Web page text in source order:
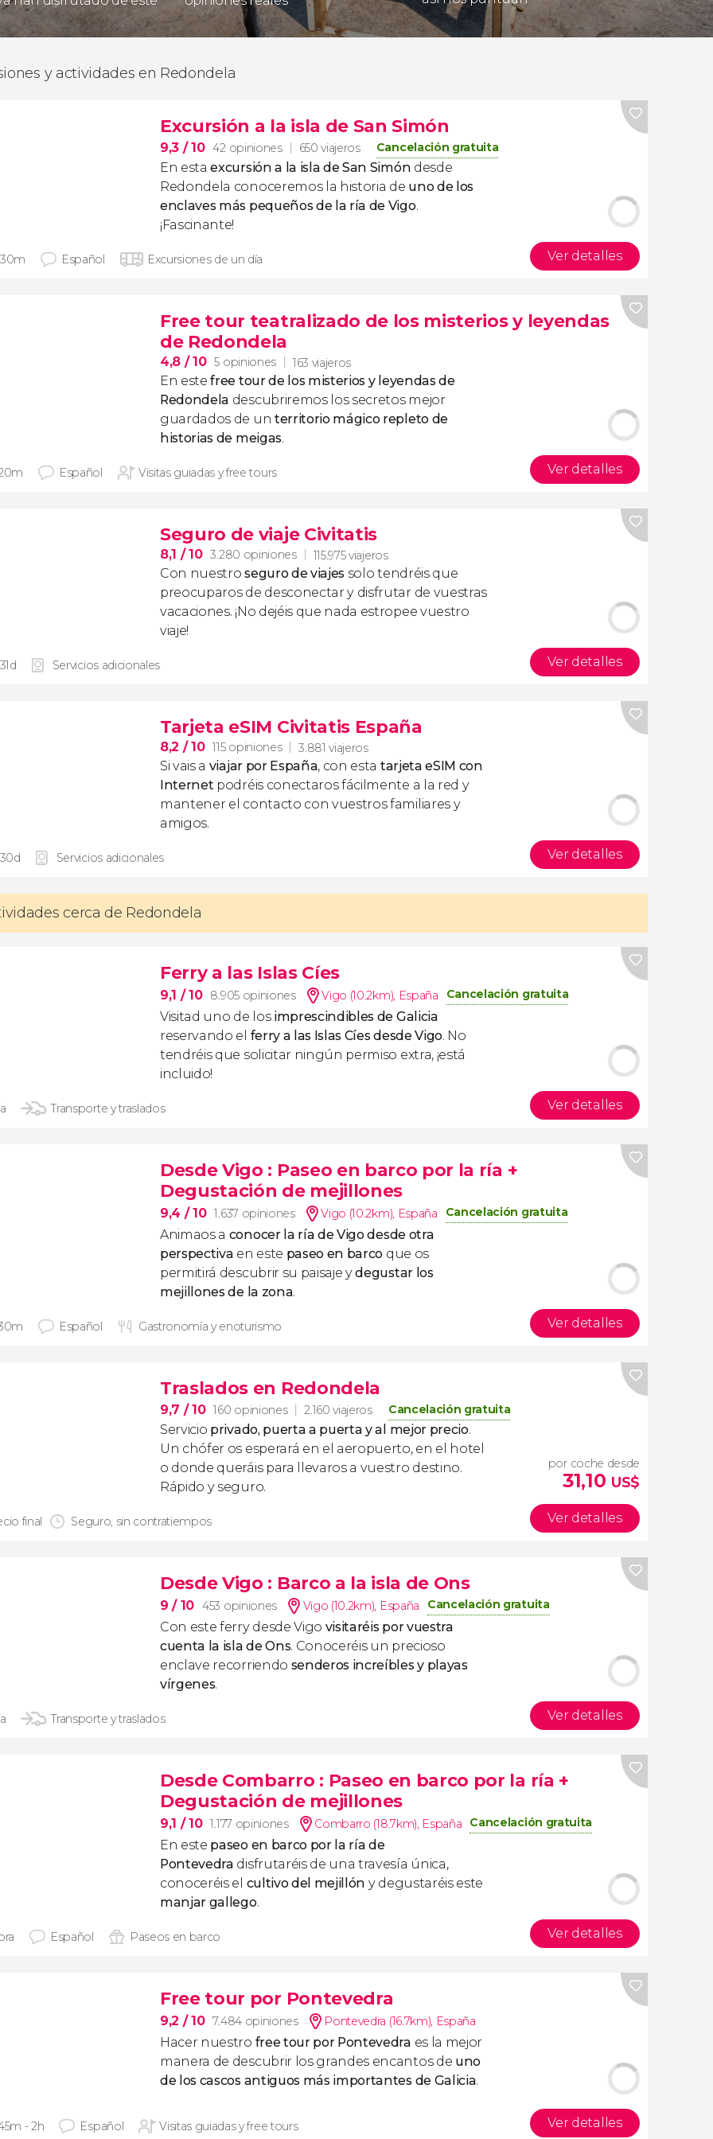
y actividades en Redondela
Excursión a la isla de San Simón
9,3 / 10 42 opiniones 650 viajeros Cancelación gratuita
En estaexcursión a la isla de San Simón desde
Redondela conoceremos la historia de uno de los
enclaves más pequeños de la ría de Vigo.
¡Fascinante!
Español Excursiones de un día Ver detalles
Free tour teatralizado de los misterios y leyendas
de Redondela
4,8 / 10 5 opiniones 163 viajeros
En estefree tour de los misterios y leyendas de
Redondela descubriremos los secretos mejor
guardados de un territorio mágico repleto de
historias de meigas.
Español Visitas guiadas y free tours Ver detalles
Seguro de viaje Civitatis
8,1 / 10 3.280 opiniones 115.975 viajeros
Con nuestroseguro de viajes solo tendréis que
preocuparos de desconectar y disfrutar de vuestras
vacaciones. ¡No dejéis que nada estropee vuestro
viaje!
Servicios adicionales Ver detalles
Tarjeta eSIM Civitatis España
8,2 / 10 115 opiniones 3.881 viajeros
Si vais a viajar por España, con esta tarjeta eSIM con
Internet podréis conectaros fácilmente a la red y
mantener el contacto con vuestros familiares y
amigos.
Servicios adicionales Ver detalles
cerca de Redondela
Ferry a las Islas Cíes
9,1 / 10 8.905 opiniones Vigo (10.2km), España Cancelación gratuita
Visitad uno de losimprescindibles de Galicia
reservando el ferry a las Islas Cíes desde Vigo. No
tendréis que solicitar ningún permiso extra, ¡está
incluido!
Transporte y traslados Ver detalles
Desde Vigo : Paseo en barco por la ría +
Degustación de mejillones
9,4 / 10 1.637 opiniones Vigo (10.2km), España Cancelación gratuita
Animaos a conocer la ría de Vigo desde otra
perspectiva en este paseo en barco que os
permitirá descubrir su paisaje ydegustar los
mejillones de la zona.
Español Gastronomía y enoturismo Ver detalles
Traslados en Redondela
9,7 / 10 160 opiniones 2.160 viajeros Cancelación gratuita
Servicio privado, puerta a puerta y al mejor precio.
Un chófer os esperará en el aeropuerto, en el hotel
o donde queráis para llevaros a vuestro destino.
Rápido y seguro.
final Seguro, sin contratiempos
por coche desde
31,10 US$
Ver detalles
Desde Vigo : Barco a la isla de Ons
9/ 10 453 opiniones Vigo (10.2km), España Cancelación gratuita
Con este ferry desde Vigo visitaréis por vuestra
cuenta la isla de Ons. Conoceréis un precioso
enclave recorriendo senderos increíbles y playas
vírgenes.
Transporte y traslados Ver detalles
Desde Combarro : Paseo en barco por la ría +
Degustación de mejillones
9,1 / 10 1.177 opiniones Combarro (18.7km), España Cancelación gratuita
En este paseo en barco por la ría de
Pontevedra disfrutaréis de una travesía única,
conoceréis el cultivo del mejillón y degustaréis este
manjar gallego.
Español Paseos en barco Ver detalles
Free tour por Pontevedra
9,2 / 10 7.484 opiniones Pontevedra (16.7km), España
Hacer nuestro free tour por Pontevedra es la mejor
manera de descubrir los grandes encantos de uno
de los cascos antiguos más importantes de Galicia.
- 2h Español Visitas guiadas y free tours Ver detalles